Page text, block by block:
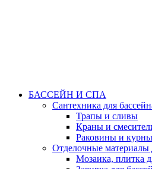
БАССЕЙН И СПА
Сантехника для
Трапы и сливы
Краны и
Раковины и курны
Отделочные материалы
Мозаика, плитка